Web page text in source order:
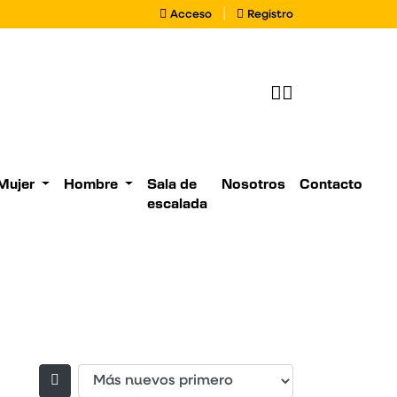
Acceso
Acceso Registro
Registro
Hombre
Sala de
escalada
Nosotros Contacto